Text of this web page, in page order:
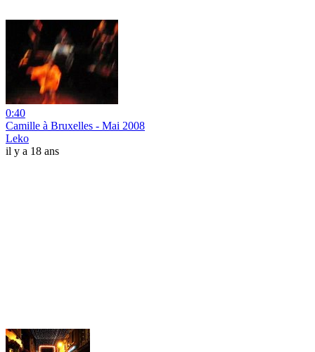
0:40
Camille à Bruxelles - Mai 2008
Leko
il y a 18 ans